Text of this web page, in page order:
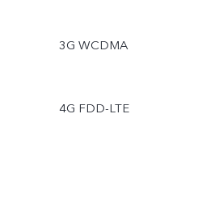
3G WCDMA
4G FDD-LTE